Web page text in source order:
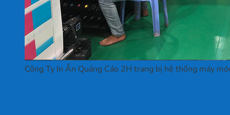
Công Ty In Ấn Quảng Cáo 2H trang bị hệ thống máy